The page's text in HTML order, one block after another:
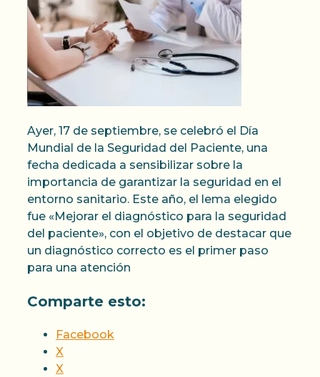
Ayer, 17 de septiembre, se celebró el Día
Mundial de la Seguridad del Paciente, una
fecha dedicada a sensibilizar sobre la
importancia de garantizar la seguridad en el
entorno sanitario. Este año, el lema elegido
fue «Mejorar el diagnóstico para la seguridad
del paciente», con el objetivo de destacar que
un diagnóstico correcto es el primer paso
para una atención
Comparte esto:
Facebook
X
X